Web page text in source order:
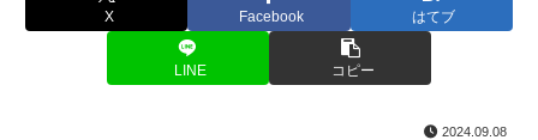
X Facebook はてブ
LINE コピー
2024.09.08